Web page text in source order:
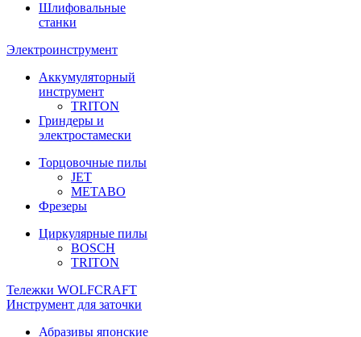
Шлифовальные
станки
Электроинструмент
Аккумуляторный
инструмент
TRITON
Гриндеры и
электростамески
Торцовочные пилы
JET
METABO
Фрезеры
Циркулярные пилы
BOSCH
TRITON
Тележки WOLFCRAFT
Инструмент для заточки
Абразивы японские